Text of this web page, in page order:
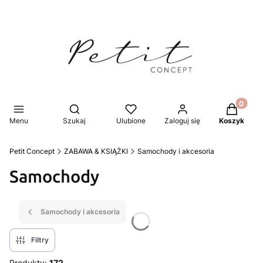
Menu
Otwórz wyszukiwarkę
Szukaj Ulubione Zaloguj się Koszyk
Petit Concept ZABAWA & KSIĄŻKI Samochody i akcesoria
Samochody
Samochody i akcesoria
Filtry